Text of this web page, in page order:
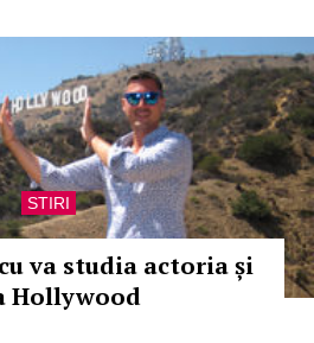
STIRI
va studia actoria și
Hollywood